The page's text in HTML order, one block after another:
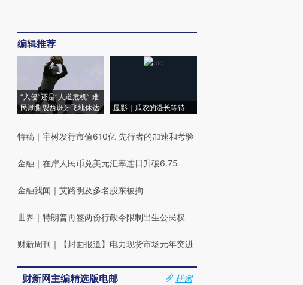
编辑推荐
“入侵”还是“人道危机” 难
民潮撕裂西班牙飞地休达
显影｜瓜农的漫长等待
特稿 ｜ 宇树发行市值610亿 先行者的加速和考验
金融 ｜ 在岸人民币兑美元汇率连日升破6.75
金融我闻 ｜ 艾路明及多名股东被拘
世界 ｜ 特朗普再签两份行政令限制出生公民权
财新周刊 ｜ 【封面报道】电力现货市场元年突进
财新网主编精选版电邮
样例